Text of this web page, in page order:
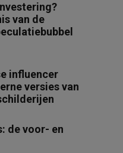
van de
influencer
versies van
de voor- en